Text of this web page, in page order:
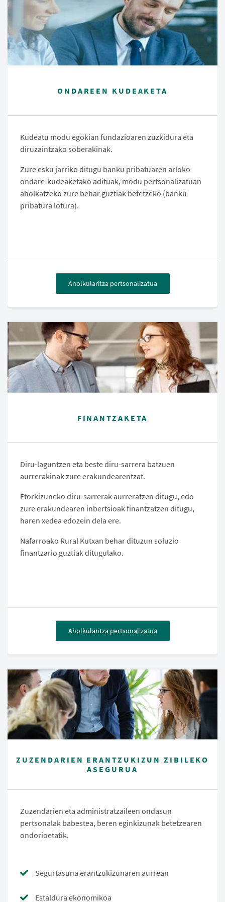
ONDAREEN KUDEAKETA
Kudeatu modu egokian fundazioaren zuzkidura eta
diruzaintzako soberakinak.
Zure esku jarriko ditugu banku pribatuaren arloko
ondare-kudeaketako adituak, modu pertsonalizatuan
aholkatzeko zure behar guztiak betetzeko (banku
pribatura lotura).
Aholkularitza pertsonalizatua
FINANTZAKETA
Diru-laguntzen eta beste diru-sarrera batzuen
aurrerakinak zure erakundearentzat.
Etorkizuneko diru-sarrerak aurreratzen ditugu, edo
zure erakundearen inbertsioak finantzatzen ditugu,
haren xedea edozein dela ere.
Nafarroako Rural Kutxan behar dituzun soluzio
finantzario guztiak ditugulako.
Aholkularitza pertsonalizatua
ZUZENDARIEN ERANTZUKIZUN ZIBILEKO
ASEGURUA
Zuzendarien eta administratzaileen ondasun
pertsonalak babestea, beren eginkizunak betetzearen
ondorioetatik.
Segurtasuna erantzukizunaren aurrean
Estaldura ekonomikoa